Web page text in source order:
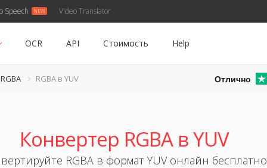
Speech Video Translator
OCR API Стоимость Help
RGBA в YUV Отлично
Конвертер RGBA в YUV
RGBA в формат YUV онлайн бесплатно